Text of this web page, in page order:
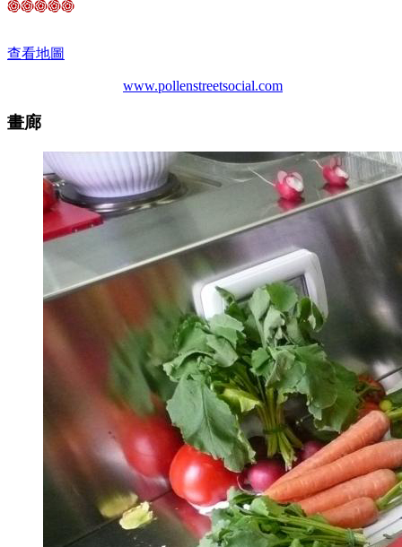
查看地圖
www.pollenstreetsocial.com
畫廊